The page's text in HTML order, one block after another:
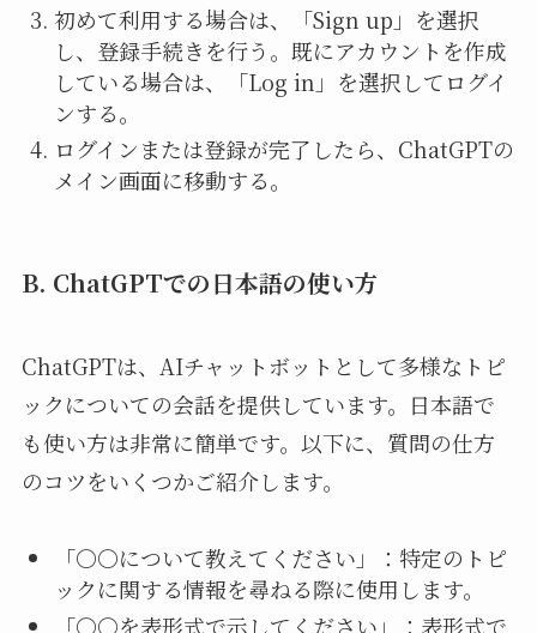
初めて利用する場合は、「Sign up」を選択
し、登録手続きを行う。既にアカウントを作成
している場合は、「Log in」を選択してログイ
ンする。
ログインまたは登録が完了したら、ChatGPTの
メイン画面に移動する。
B. ChatGPTでの日本語の使い方
ChatGPTは、AIチャットボットとして多様なトピ
ックについての会話を提供しています。日本語で
も使い方は非常に簡単です。以下に、質問の仕方
のコツをいくつかご紹介します。
「〇〇について教えてください」：特定のトピ
ックに関する情報を尋ねる際に使用します。
「〇〇を表形式で示してください」：表形式で